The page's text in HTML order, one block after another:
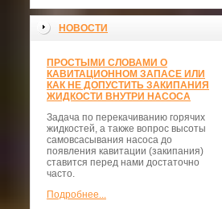
НОВОСТИ
ПРОСТЫМИ СЛОВАМИ О
КАВИТАЦИОННОМ ЗАПАСЕ ИЛИ
КАК НЕ ДОПУСТИТЬ ЗАКИПАНИЯ
ЖИДКОСТИ ВНУТРИ НАСОСА
Задача по перекачиванию горячих
жидкостей, а также вопрос высоты
самовсасывания насоса до
появления кавитации (закипания)
ставится перед нами достаточно
часто.
Подробнее...